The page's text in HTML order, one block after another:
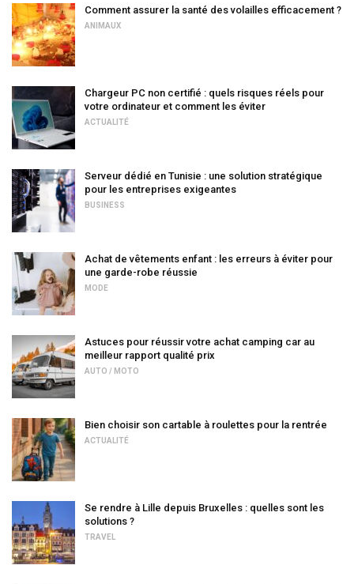
Comment assurer la santé des volailles efficacement ?
ANIMAUX
Chargeur PC non certifié : quels risques réels pour
votre ordinateur et comment les éviter
ACTUALITÉ
Serveur dédié en Tunisie : une solution stratégique
pour les entreprises exigeantes
BUSINESS
Achat de vêtements enfant : les erreurs à éviter pour
une garde-robe réussie
MODE
Astuces pour réussir votre achat camping car au
meilleur rapport qualité prix
AUTO / MOTO
Bien choisir son cartable à roulettes pour la rentrée
ACTUALITÉ
Se rendre à Lille depuis Bruxelles : quelles sont les
solutions ?
TRAVEL